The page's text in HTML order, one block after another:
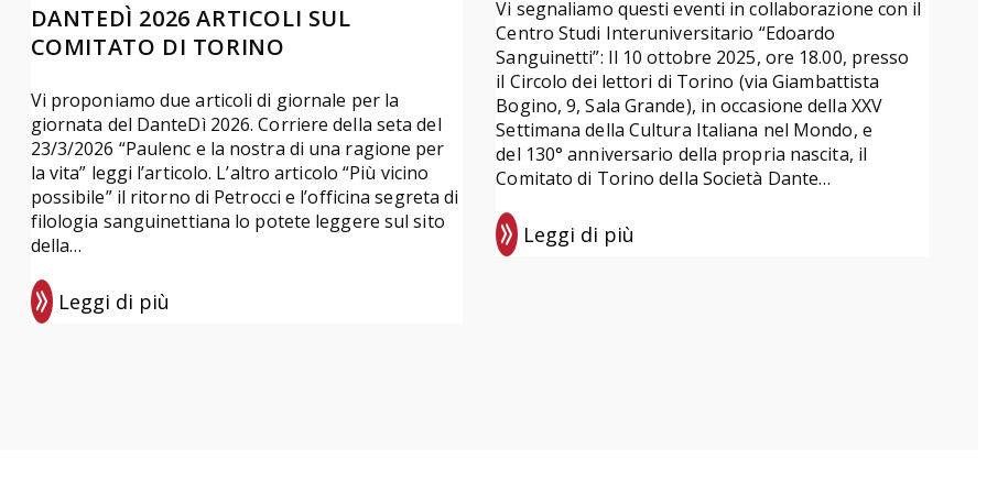
DANTEDÌ 2026 ARTICOLI SUL
COMITATO DI TORINO
Vi proponiamo due articoli di giornale per la
giornata del DanteDì 2026. Corriere della seta del
23/3/2026 “Paulenc e la nostra di una ragione per
la vita” leggi l’articolo. L’altro articolo “Più vicino
possibile” il ritorno di Petrocci e l’officina segreta di
filologia sanguinettiana lo potete leggere sul sito
della…
Leggi di più
:
Vi segnaliamo questi eventi in collaborazione con il
Centro Studi Interuniversitario “Edoardo
Sanguinetti”: Il 10 ottobre 2025, ore 18.00, presso
il Circolo dei lettori di Torino (via Giambattista
Bogino, 9, Sala Grande), in occasione della XXV
Settimana della Cultura Italiana nel Mondo, e
del 130° anniversario della propria nascita, il
Comitato di Torino della Società Dante…
Leggi di più
: